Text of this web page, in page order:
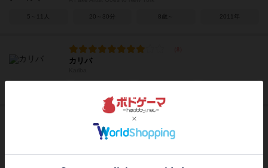
5～11人 20～30分 8歳～ 2011年
カリバ
百科審議官
Encyclopaedist